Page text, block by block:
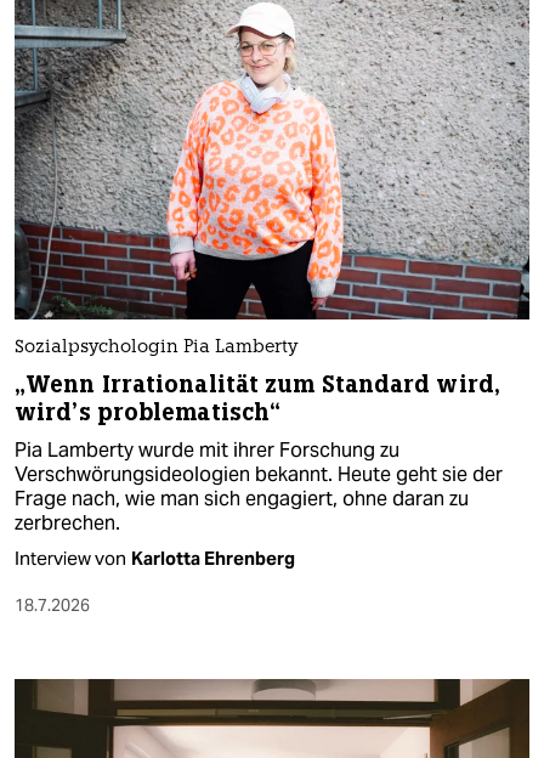
Sozialpsychologin Pia Lamberty
„Wenn Irrationalität zum Standard wird,
wird’s problematisch“
Pia Lamberty wurde mit ihrer Forschung zu
Verschwörungsideologien bekannt. Heute geht sie der
Frage nach, wie man sich engagiert, ohne daran zu
zerbrechen.
Interview von Karlotta Ehrenberg
18.7.2026